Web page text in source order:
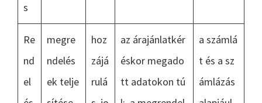
s
Re
nd
el
megre
ndelés
ek telje
hoz
zájá
rulá
az árajánlatkér
éskor megado
tt adatokon tú
a számlá
t és a sz
ámlázás